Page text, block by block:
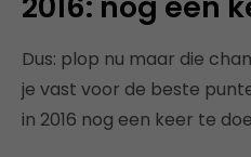
Dus: plop nu maar die
je vast voor de beste
in 2016 nog een keer te